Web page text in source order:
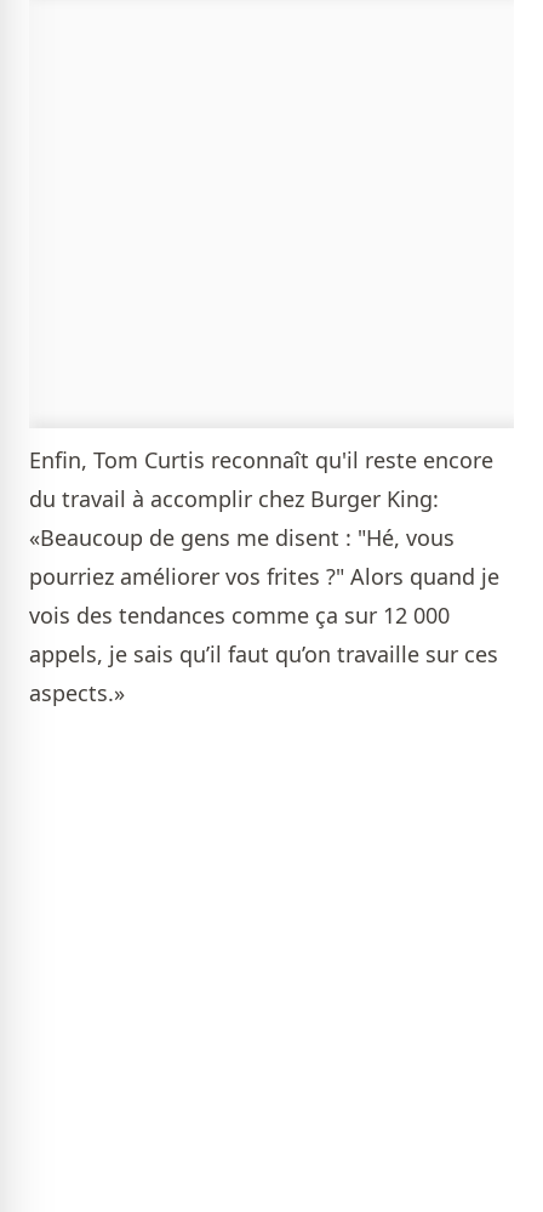
Enfin, Tom Curtis reconnaît qu'il reste encore
du travail à accomplir chez Burger King:
«Beaucoup de gens me disent : "Hé, vous
pourriez améliorer vos frites ?" Alors quand je
vois des tendances comme ça sur 12 000
appels, je sais qu’il faut qu’on travaille sur ces
aspects.»